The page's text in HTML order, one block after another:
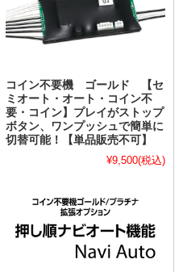
コイン不要機 ゴールド 【セ
ミオート・オート・コイン不
要・コイン】プレイがストップ
ボタン、ワンプッシュで簡単に
切替可能！【単品販売不可】
¥9,500(税込)